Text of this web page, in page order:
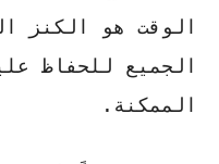
الوقت هو الكنز
الجميع للحفاظ
الممكنة.